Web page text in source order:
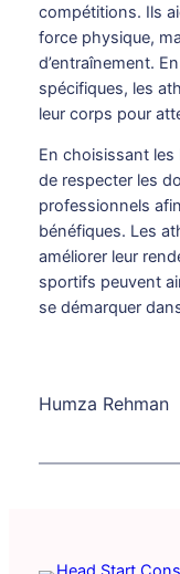
compétitions. Ils
force physique,
d’entraînement.
spécifiques, les
leur corps pour
En choisissant
de respecter les
professionnels
bénéfiques. Les
améliorer leur
sportifs peuvent
se démarquer
Humza Rehman